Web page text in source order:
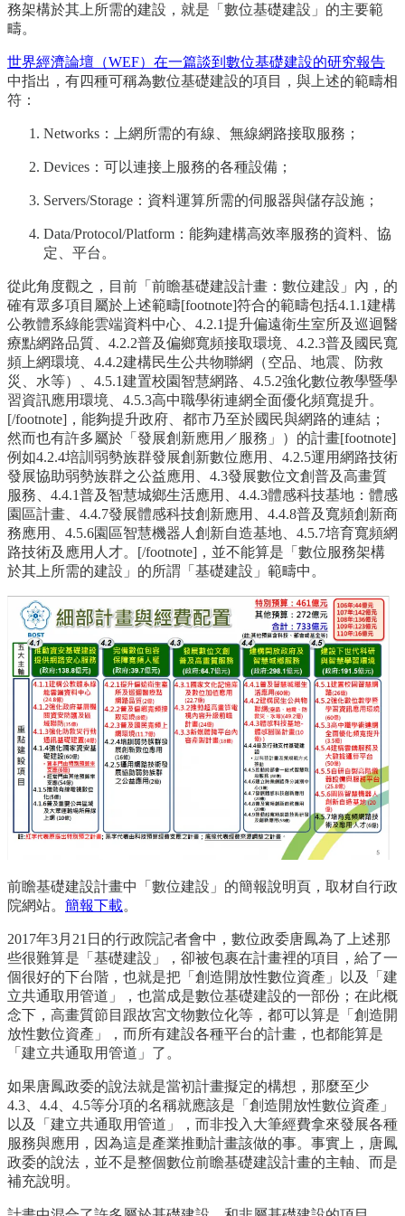
務架構於其上所需的建設，就是「數位基礎建設」的主要範
疇。
世界經濟論壇（WEF）在一篇談到數位基礎建設的研究報告
中指出，有四種可稱為數位基礎建設的項目，與上述的範疇相
符：
Networks：上網所需的有線、無線網路接取服務；
Devices：可以連接上服務的各種設備；
Servers/Storage：資料運算所需的伺服器與儲存設施；
Data/Protocol/Platform：能夠建構高效率服務的資料、協
定、平台。
從此角度觀之，目前「前瞻基礎建設計畫：數位建設」內，的
確有眾多項目屬於上述範疇[footnote]符合的範疇包括4.1.1建構
公教體系綠能雲端資料中心、4.2.1提升偏遠衛生室所及巡迴醫
療點網路品質、4.2.2普及偏鄉寬頻接取環境、4.2.3普及國民寬
頻上網環境、4.4.2建構民生公共物聯網（空品、地震、防救
災、水等）、4.5.1建置校園智慧網路、4.5.2強化數位教學暨學
習資訊應用環境、4.5.3高中職學術連網全面優化頻寬提升。
[/footnote]，能夠提升政府、都市乃至於國民與網路的連結；
然而也有許多屬於「發展創新應用／服務」）的計畫[footnote]
例如4.2.4培訓弱勢族群發展創新數位應用、4.2.5運用網路技術
發展協助弱勢族群之公益應用、4.3發展數位文創普及高畫質
服務、4.4.1普及智慧城鄉生活應用、4.4.3體感科技基地：體感
園區計畫、4.4.7發展體感科技創新應用、4.4.8普及寬頻創新商
務應用、4.5.6園區智慧機器人創新自造基地、4.5.7培育寬頻網
路技術及應用人才。[/footnote]，並不能算是「數位服務架構
於其上所需的建設」的所謂「基礎建設」範疇中。
前瞻基礎建設計畫中「數位建設」的簡報說明頁，取材自行政
院網站。 簡報下載。
2017年3月21日的行政院記者會中，數位政委唐鳳為了上述那
些很難算是「基礎建設」，卻被包裹在計畫裡的項目，給了一
個很好的下台階，也就是把「創造開放性數位資產」以及「建
立共通取用管道」，也當成是數位基礎建設的一部份；在此概
念下，高畫質節目跟故宮文物數位化等，都可以算是「創造開
放性數位資產」，而所有建設各種平台的計畫，也都能算是
「建立共通取用管道」了。
如果唐鳳政委的說法就是當初計畫擬定的構想，那麼至少
4.3、4.4、4.5等分項的名稱就應該是「創造開放性數位資產」
以及「建立共通取用管道」，而非投入大筆經費拿來發展各種
服務與應用，因為這是產業推動計畫該做的事。事實上，唐鳳
政委的說法，並不是整個數位前瞻基礎建設計畫的主軸、而是
補充說明。